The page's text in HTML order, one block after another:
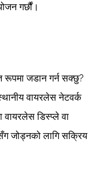
गर्छौं।
रूपमा जडान गर्न सक्छु?
वायरलेस नेटवर्क
वायरलेस डिस्प्ले वा
जोड्नको लागि सक्रिय